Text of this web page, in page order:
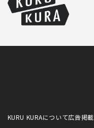
KURU KURAについて広告掲載